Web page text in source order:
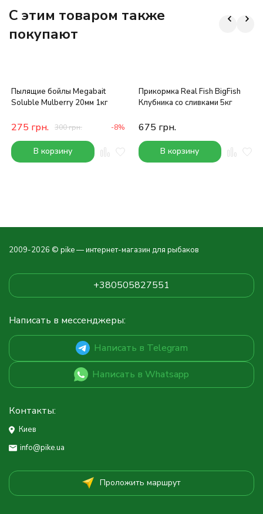
C этим товаром также
покупают
Пылящие бойлы Megabait
Soluble Mulberry 20мм 1кг
275 грн. 300грн. -8%
В корзину
Прикормка Real Fish BigFish
Клубника со сливками 5кг
675 грн.
В корзину
2009-2026 © pike — интернет-магазин для рыбаков
+380505827551
Написать в мессенджеры:
Написать в Telegram
Написать в Whatsapp
Контакты:
Киев
info@pike.ua
Проложить маршрут